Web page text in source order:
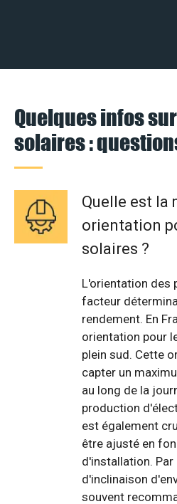
Quelques infos
solaires :
Quelle est la
orientation
solaires ?
L'orientation des
facteur
rendement. En
orientation pour
plein sud. Cette
capter un
au long de la
production
est également
être ajusté en
d'installation. Par
d'inclinaison
souvent